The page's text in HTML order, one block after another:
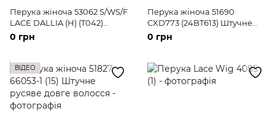
Перука жіноча 53062 S/WS/F
LACE DALLIA (H) (T042)
Штучне русяве довге
волосся
0 грн
Перука жіноча 51690
CXD773 (24BT613) Штучне
світле довге волосся
0 грн
ВІДЕО